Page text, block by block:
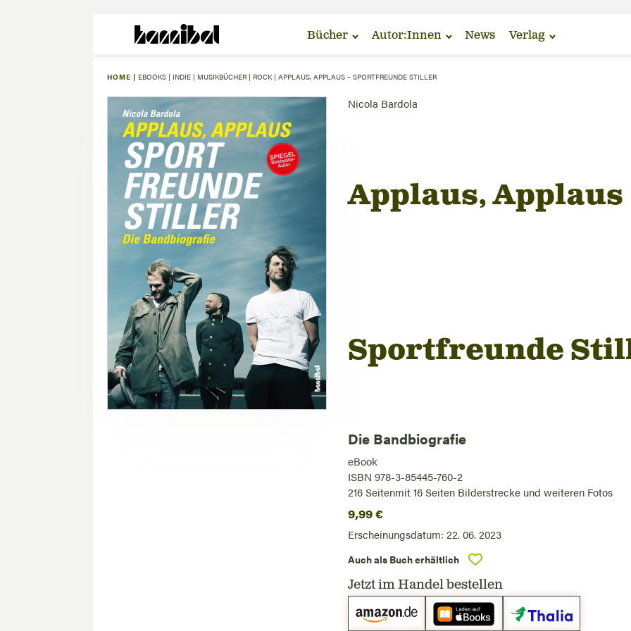
Bücher Autor:Innen News Verlag
HOME | EBOOKS | INDIE | MUSIKBÜCHER | ROCK| APPLAUS, APPLAUS – SPORTFREUNDE STILLER
Nicola Bardola
Applaus, Applaus
Sportfreunde
Die Bandbiografie
eBook
ISBN 978-3-85445-760-2
216 Seitenmit 16 Seiten Bilderstrecke und weiteren Fotos
9,99€
Erscheinungsdatum: 22. 06. 2023
Auch als Buch erhältlich
Jetzt im Handel bestellen